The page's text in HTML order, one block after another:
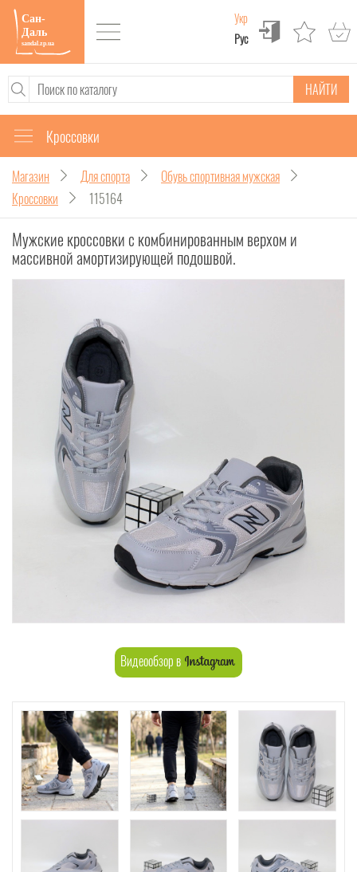
Укр
Рус
НАЙТИ
Кроссовки
Магазин Для спорта
Обувь спортивная мужская
Кроссовки
115164
Мужские кроссовки с комбинированным верхом и
массивной амортизирующей подошвой.
Видеообзор в